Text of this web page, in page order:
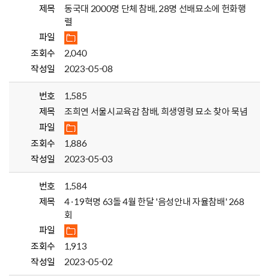
제목
동국대 2000명 단체 참배, 28명 선배묘소에 헌화행
렬
파일
조회수
2,040
작성일
2023-05-08
번호
1,585
제목
조희연 서울시교육감 참배, 희생영령 묘소 찾아 묵념
파일
조회수
1,886
작성일
2023-05-03
번호
1,584
제목
4·19혁명 63돌 4월 한달 '음성안내 자율참배' 268
회
파일
조회수
1,913
작성일
2023-05-02